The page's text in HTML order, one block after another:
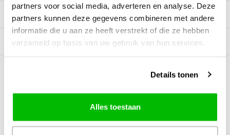
partners voor social media, adverteren en analyse. Deze
partners kunnen deze gegevens combineren met andere
informatie die u aan ze heeft verstrekt of die ze hebben
verzameld op basis van uw gebruik van hun services.
Details tonen
Alles toestaan
Productomschrijving
Gerelateerde producten